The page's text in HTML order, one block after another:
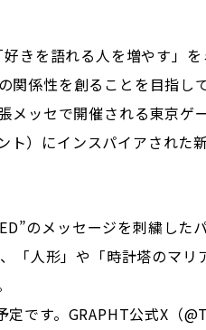
を語れる人を増やす」を
係性を創ることを目指して
ッセで開催される東京ゲ
）にインスパイアされた
のメッセージを刺繍した
人形」や「時計塔のマ
です。GRAPHT公式X（